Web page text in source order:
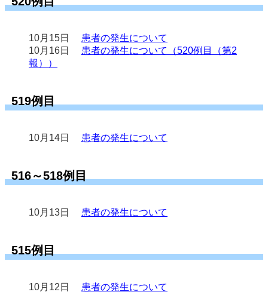
10月15日
患者の発生について
10月16日
患者の発生について（520例目（第2
報））
519例目
10月14日 患者の発生について
516～518例目
10月13日 患者の発生について
515例目
10月12日 患者の発生について